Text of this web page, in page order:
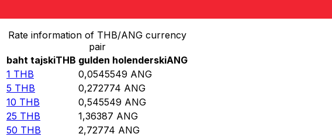
Rate information of THB/ANG currency
pair
baht tajskiTHB gulden holenderskiANG
1 THB 0,0545549 ANG
5 THB 0,272774 ANG
10 THB 0,545549 ANG
25 THB 1,36387 ANG
50 THB 2,72774 ANG